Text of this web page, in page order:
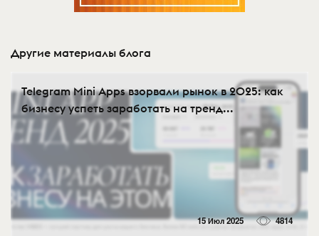
Другие материалы блога
Telegram Mini Apps взорвали рынок в 2025: как
бизнесу успеть заработать на тренд...
15 Июл 2025 4814